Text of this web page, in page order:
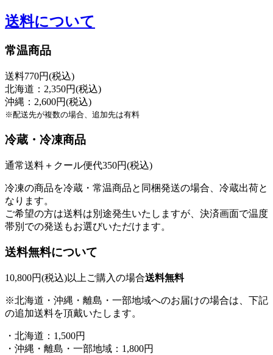
送料について
常温商品
送料770円(税込)
北海道：2,350円(税込)
沖縄：2,600円(税込)
※配送先が複数の場合、追加先は有料
冷蔵・冷凍商品
通常送料＋クール便代350円(税込)
冷凍の商品を冷蔵・常温商品と同梱発送の場合、冷蔵出荷と
なります。
ご希望の方は送料は別途発生いたしますが、決済画面で温度
帯別での発送もお選びいただけます。
送料無料について
10,800円(税込)以上ご購入の場合送料無料
※北海道・沖縄・離島・一部地域へのお届けの場合は、下記
の追加送料を頂戴いたします。
・北海道：1,500円
・沖縄・離島・一部地域：1,800円